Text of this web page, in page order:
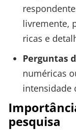
livremente,
ricas e
Perguntas
numéricas
intensidade
pesquisa